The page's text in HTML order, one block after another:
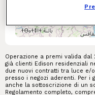
Operazione a premi valida
già clienti Edison residenziali
due nuovi contratti tra luce e/
presso i negozi aderenti. Per
anche la sottoscrizione di un
Regolamento completo,